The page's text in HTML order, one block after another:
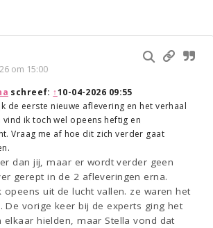
om 15:00
schreef: ↑10-04-2026 09:55
de eerste nieuwe aflevering en het verhaal
vind ik toch wel opeens heftig en
Vraag me af hoe dit zich verder gaat
dan jij, maar er wordt verder geen
gerept in de 2 afleveringen erna.
uit de lucht vallen. ze waren het
De vorige keer bij de experts ging het
elkaar hielden, maar Stella vond dat